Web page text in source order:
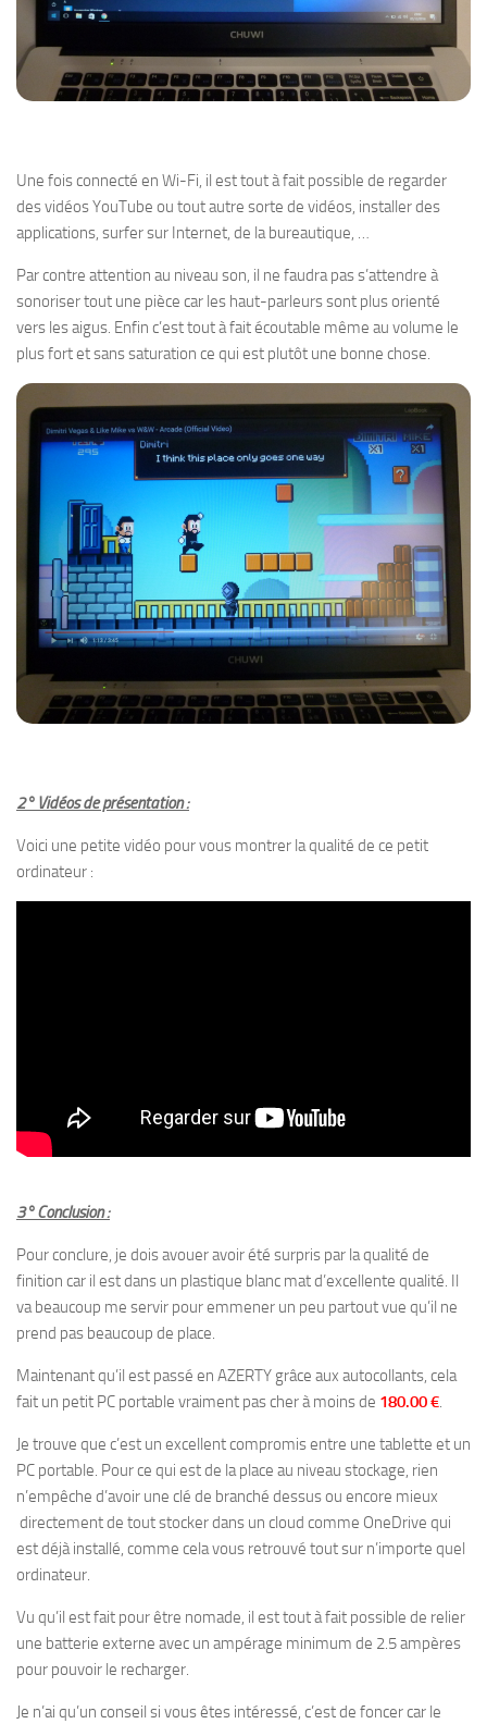
Une fois connecté en Wi-Fi, il est tout à fait possible de regarder
des vidéos YouTube ou tout autre sorte de vidéos, installer des
applications, surfer sur Internet, de la bureautique, …
Par contre attention au niveau son, il ne faudra pas s’attendre à
sonoriser tout une pièce car les haut-parleurs sont plus orienté
vers les aigus. Enfin c’est tout à fait écoutable même au volume le
plus fort et sans saturation ce qui est plutôt une bonne chose.
2° Vidéos de présentation :
Voici une petite vidéo pour vous montrer la qualité de ce petit
ordinateur :
3° Conclusion :
Pour conclure, je dois avouer avoir été surpris par la qualité de
finition car il est dans un plastique blanc mat d’excellente qualité. Il
va beaucoup me servir pour emmener un peu partout vue qu’il ne
prend pas beaucoup de place.
Maintenant qu’il est passé en AZERTY grâce aux autocollants, cela
fait un petit PC portable vraiment pas cher à moins de 180.00 €.
Je trouve que c’est un excellent compromis entre une tablette et un
PC portable. Pour ce qui est de la place au niveau stockage, rien
n’empêche d’avoir une clé de branché dessus ou encore mieux
directement de tout stocker dans un cloud comme OneDrive qui
est déjà installé, comme cela vous retrouvé tout sur n’importe quel
ordinateur.
Vu qu’il est fait pour être nomade, il est tout à fait possible de relier
une batterie externe avec un ampérage minimum de 2.5 ampères
pour pouvoir le recharger.
Je n’ai qu’un conseil si vous êtes intéressé, c’est de foncer car le